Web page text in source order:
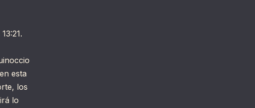
esta
los
lo